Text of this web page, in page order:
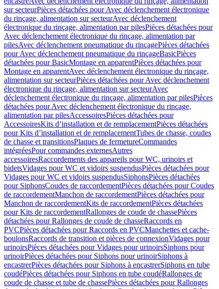
sur secteurPièces détachées pour Avec déclenchement électronique
du rinçage, alimentation sur secteurAvec déclenchement
électronique du rinçage, alimentation par pilesPièces détachées pour
Avec déclenchement électronique du rinçage, alimentation par
pilesAvec déclenchement pneumatique du rinçagePièces détachées
pour Avec déclenchement pneumatique du rinçageBasicPièces
détachées pour BasicMontage en apparentPièces détachées pour
Montage en apparentAvec déclenchement électronique du rinçage,
alimentation sur secteurPièces détachées pour Avec déclenchement
électronique du rinçage, alimentation sur secteurAvec
déclenchement électronique du rinçage, alimentation par pilesPièces
détachées pour Avec déclenchement électronique du rinçage,
alimentation par pilesAccessoiresPièces détachées pour
AccessoiresKits d’installation et de remplacementPièces détachées
pour Kits d’installation et de remplacementTubes de chasse, coudes
de chasse et transitionsPlaques de fermetureCommandes
intégréesPour commandes externesAutres
accessoiresRaccordements des appareils pour WC, urinoirs et
bidetsVidages pour WC et vidoirs suspendusPièces détachées pour
Vidages pour WC et vidoirs suspendusSiphonsPièces détachées
pour SiphonsCoudes de raccordementPièces détachées pour Coudes
de raccordementManchon de raccordementPièces détachées pour
Manchon de raccordementKits de raccordementPièces détachées
pour Kits de raccordementRallonges de coude de chassePièces
détachées pour Rallonges de coude de chasseRaccords en
PVCPièces détachées pour Raccords en PVCManchettes et cache-
boulonsRaccords de transition et pièces de connexionVidages pour
urinoirsPièces détachées pour Vidages pour urinoirsSiphons pour
urinoirPièces détachées pour Siphons pour urinoirSiphons à
encastrerPièces détachées pour Siphons à encastrerSiphons en tube
coudéPièces détachées pour Siphons en tube coudéRallonges de
coude de chasse et tube de chassePièces détachées pour Rallonges